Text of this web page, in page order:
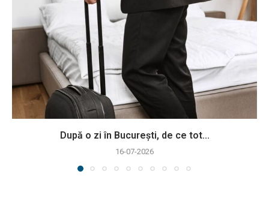
După o zi în București, de ce tot...
16-07-2026